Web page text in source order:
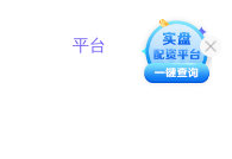
平台